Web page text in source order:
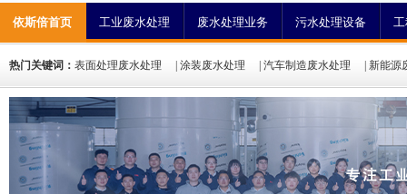
依斯倍首页 工业废水处理 废水处理业务 污水处理设备
热门关键词： 表面处理废水处理 涂装废水处理 汽车制造废水处理 新能源
方法 |废水处理工程案例